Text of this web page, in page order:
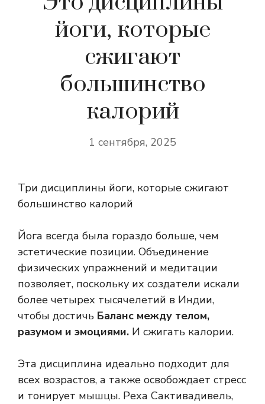
йоги, которые
сжигают
большинство
калорий
1 сентября, 2025
Три дисциплины йоги, которые сжигают
большинство калорий
Йога всегда была гораздо больше, чем
эстетические позиции. Объединение
физических упражнений и медитации
позволяет, поскольку их создатели искали
более четырех тысячелетий в Индии,
чтобы достичь Баланс между телом,
разумом и эмоциями. И сжигать калории.
Эта дисциплина идеально подходит для
всех возрастов, а также освобождает стресс
и тонирует мышцы. Реха Сактивадивель,